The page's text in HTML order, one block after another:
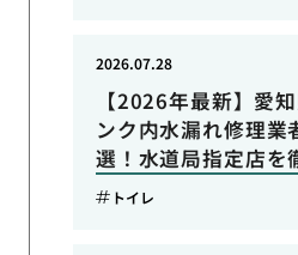
【2026年最新】愛
ンク内水漏れ修理業
選！水道局指定店を
2026.07.28
トイレ